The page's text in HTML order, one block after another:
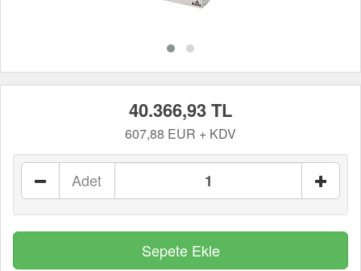
40.366,93 TL
607,88 EUR + KDV
Adet